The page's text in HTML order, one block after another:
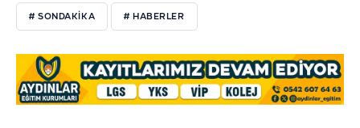
# SONDAKIKA # HABERLER